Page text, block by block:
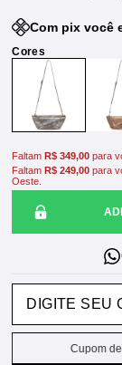
Com pix você
FaltamR$ 349,00 para
FaltamR$ 249,00 para
Oeste.
Cupom